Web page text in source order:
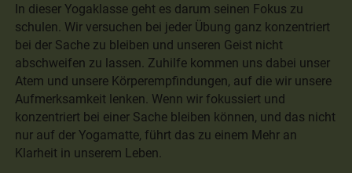
In dieser Yogaklasse geht es darum seinen Fokus zu
schulen. Wir versuchen bei jeder Übung ganz konzentriert
bei der Sache zu bleiben und unseren Geist nicht
abschweifen zu lassen. Zuhilfe kommen uns dabei unser
Atem und unsere Körperempfindungen, auf die wir unsere
Aufmerksamkeit lenken. Wenn wir fokussiert und
konzentriert bei einer Sache bleiben können, und das nicht
nur auf der Yogamatte, führt das zu einem Mehr an
Klarheit in unserem Leben.